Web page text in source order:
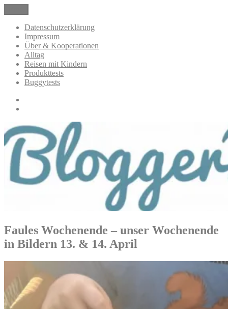
Inhalt
springen
BloggerMumOf3Boys Mamablog
Mamablog über das Leben mit drei Kindern mit Produkttests und
Alltagsthemen
Datenschutzerklärung
Impressum
Über & Kooperationen
Alltag
Reisen mit Kindern
Produkttests
Buggytests
Faules Wochenende – unser Wochenende
in Bildern 13. & 14. April